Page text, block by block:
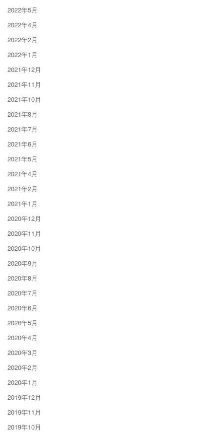
2022年5月
2022年4月
2022年2月
2022年1月
2021年12月
2021年11月
2021年10月
2021年8月
2021年7月
2021年6月
2021年5月
2021年4月
2021年2月
2021年1月
2020年12月
2020年11月
2020年10月
2020年9月
2020年8月
2020年7月
2020年6月
2020年5月
2020年4月
2020年3月
2020年2月
2020年1月
2019年12月
2019年11月
2019年10月